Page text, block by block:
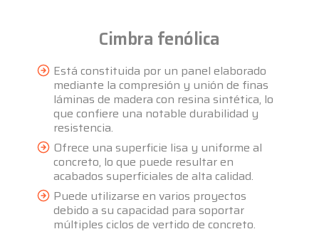
Cimbra fenólica
Está constituida por un panel elaborado
mediante la compresión y unión de finas
láminas de madera con resina sintética, lo
que confiere una notable durabilidad y
resistencia.
Ofrece una superficie lisa y uniforme al
concreto, lo que puede resultar en
acabados superficiales de alta calidad.
Puede utilizarse en varios proyectos
debido a su capacidad para soportar
múltiples ciclos de vertido de concreto.